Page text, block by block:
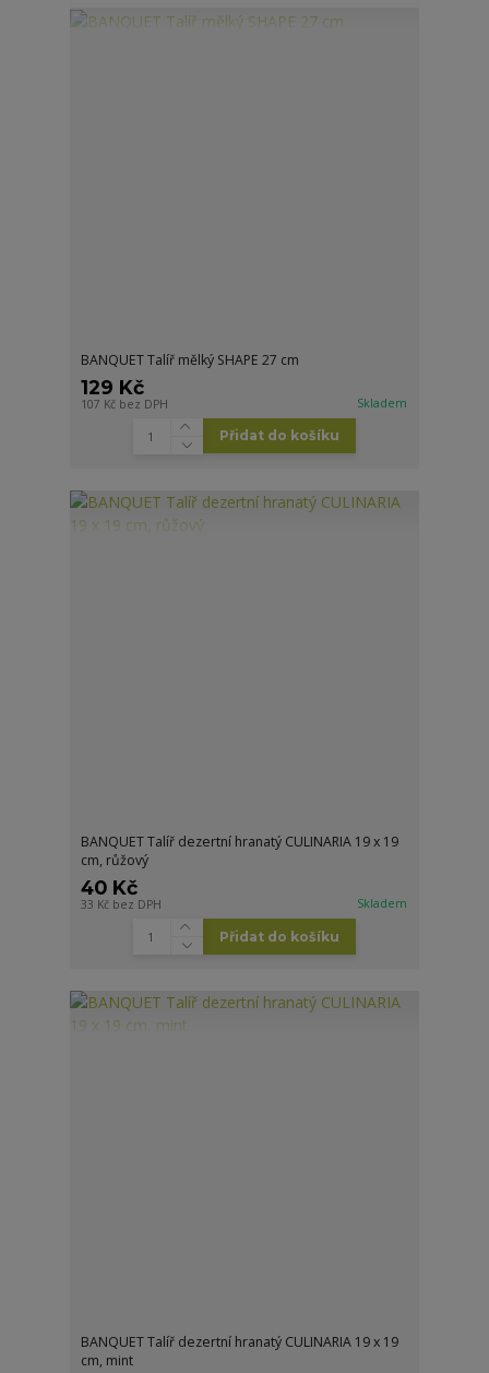
BANQUET Talíř mělký SHAPE 27 cm
129 Kč
107 Kč bez DPH Skladem
Přidat do košíku
BANQUET Talíř dezertní hranatý CULINARIA 19 x 19
cm, růžový
40 Kč
33 Kč bez DPH Skladem
Přidat do košíku
BANQUET Talíř dezertní hranatý CULINARIA 19 x 19
cm, mint